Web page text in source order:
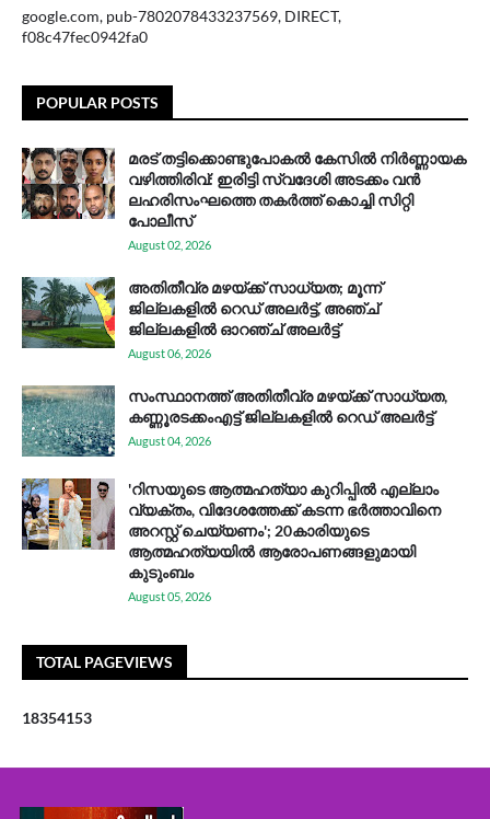
google.com, pub-7802078433237569, DIRECT,
f08c47fec0942fa0
POPULAR POSTS
മരട് തട്ടിക്കൊണ്ടുപോകൽ കേസിൽ നിർണ്ണായക
വഴിത്തിരിവ്: ഇരിട്ടി സ്വദേശി അടക്കം വൻ
ലഹരിസംഘത്തെ തകർത്ത് കൊച്ചി സിറ്റി
പോലീസ്
August 02, 2026
അതിതീവ്ര മഴയ്ക്ക് സാധ്യത; മൂന്ന്
ജില്ലകളിൽ റെഡ് അലർട്ട്, അഞ്ച്
ജില്ലകളിൽ ഓറഞ്ച് അലർട്ട്
August 06, 2026
സം​സ്ഥാ​ന​ത്ത് അ​തി​തീ​വ്ര മ​ഴ​യ്ക്ക് സാ​ധ്യ​ത,
കണ്ണൂരടക്കംഎ​ട്ട് ജി​ല്ല​ക​ളി​ൽ റെ​ഡ് അ​ലർ​ട്ട്
August 04, 2026
'റിസയുടെ ആത്മഹത്യാ കുറിപ്പിൽ എല്ലാം
വ്യക്തം, വിദേശത്തേക്ക് കടന്ന ഭർത്താവിനെ
അറസ്റ്റ് ചെയ്യണം'; 20കാരിയുടെ
ആത്മഹത്യയിൽ ആരോപണങ്ങളുമായി
കുടുംബം
August 05, 2026
TOTAL PAGEVIEWS
18354153